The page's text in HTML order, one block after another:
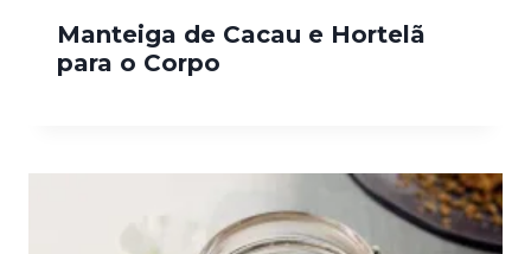
Manteiga de Cacau e Hortelã
para o Corpo